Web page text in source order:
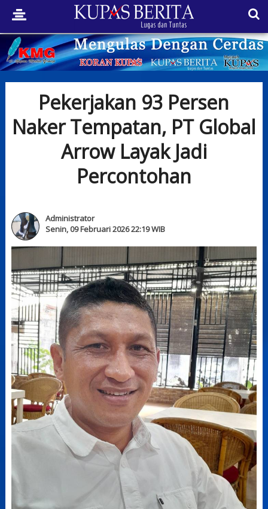
Pekerjakan 93 Persen
Naker Tempatan, PT Global
Arrow Layak Jadi
Percontohan
Administrator
Senin, 09 Februari 2026 22:19 WIB